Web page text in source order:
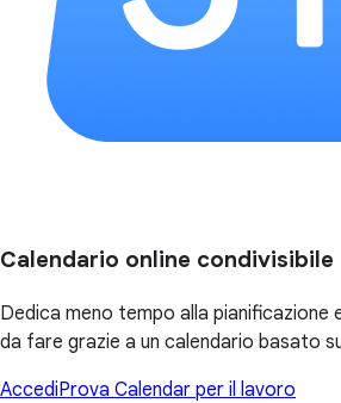
Calendario online condivisibile
Dedica meno tempo alla pianificazione
da fare grazie a un calendario basato
AccediProva Calendar per il lavoro